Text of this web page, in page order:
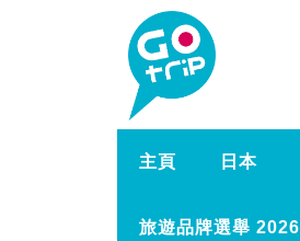
主頁 日本
旅遊品牌選舉 2026